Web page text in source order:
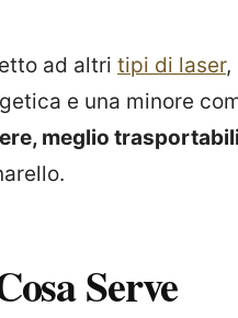
ad altri tipi di laser,
e una minore
meglio
Serve